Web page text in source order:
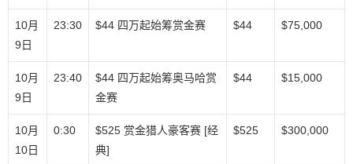
10月
9日
23:30 $44 四万起始筹赏金赛 $44 $75,000
10月
9日
23:40
$44 四万起始筹奥马哈赏
金赛
$44 $15,000
10月
10日
0:30
$525 赏金猎人豪客赛 [经
典]
$525 $300,000